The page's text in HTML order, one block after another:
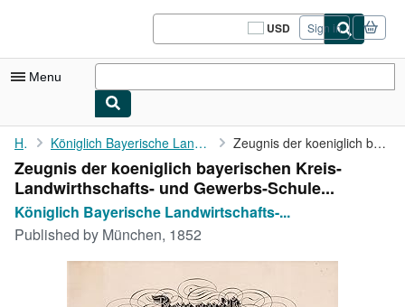
USD
Site
shopping
Sign in
Menu
My Account
My Purchases
Sign Off
Advanced Search
Home Königlich Bayerische Landwirtschafts- und Gewerbeschule München: Zeugnis der koeniglich bayerischen Kreis- Landwirthschafts- und ...
Zeugnis der koeniglich bayerischen Kreis-
Landwirthschafts- und Gewerbs-Schule...
Königlich Bayerische Landwirtschafts-...
Published by München, 1852